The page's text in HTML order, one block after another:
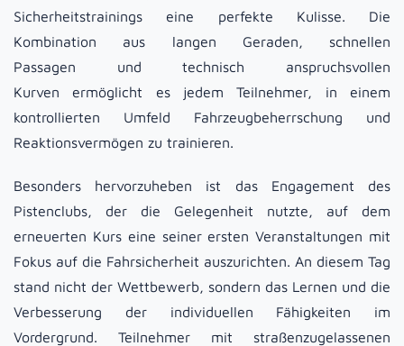
Sicherheitstrainings eine perfekte Kulisse. Die
Kombination aus langen Geraden, schnellen
Passagen und technisch anspruchsvollen
Kurven ermöglicht es jedem Teilnehmer, in einem
kontrollierten Umfeld Fahrzeugbeherrschung und
Reaktionsvermögen zu trainieren.
Besonders hervorzuheben ist das Engagement des
Pistenclubs, der die Gelegenheit nutzte, auf dem
erneuerten Kurs eine seiner ersten Veranstaltungen mit
Fokus auf die Fahrsicherheit auszurichten. An diesem Tag
stand nicht der Wettbewerb, sondern das Lernen und die
Verbesserung der individuellen Fähigkeiten im
Vordergrund. Teilnehmer mit straßenzugelassenen